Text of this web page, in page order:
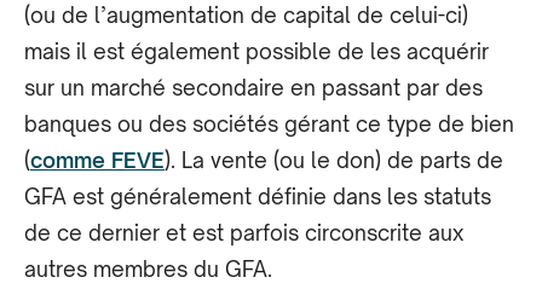
(ou de l’augmentation de capital de celui-ci)
mais il est également possible de les acquérir
sur un marché secondaire en passant par des
banques ou des sociétés gérant ce type de bien
(comme FEVE). La vente (ou le don) de parts de
GFA est généralement définie dans les statuts
de ce dernier et est parfois circonscrite aux
autres membres du GFA.